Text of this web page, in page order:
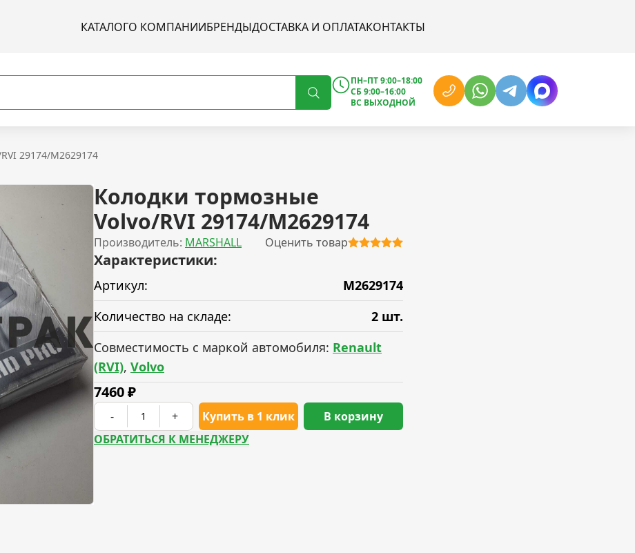
КАТАЛОГО КОМПАНИИБРЕНДЫДОСТАВКА И ОПЛАТАКОНТАКТЫ
ПН–ПТ 9:00–18:00
СБ 9:00–16:00
ВС ВЫХОДНОЙ
29174/M2629174
Колодки тормозные
Volvo/RVI 29174/M2629174
Производитель: MARSHALL Оценить товар
Характеристики:
Артикул:
M2629174
Количество на складе:
2 шт.
Совместимость с маркой автомобиля: Renault
(RVI), Volvo
7460₽
- + Купить в 1 клик
В корзину
ОБРАТИТЬСЯ К МЕНЕДЖЕРУ